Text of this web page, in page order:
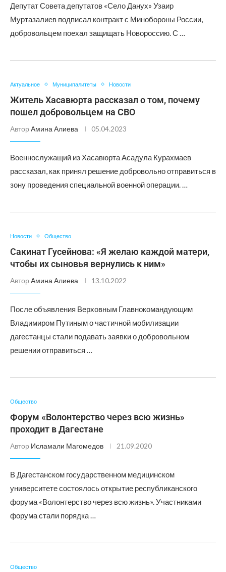
Депутат Совета депутатов «Село Данух» Узаир
Муртазалиев подписал контракт с Минобороны России,
добровольцем поехал защищать Новороссию. С …
Актуальное Муниципалитеты Новости
Житель Хасавюрта рассказал о том, почему
пошел добровольцем на СВО
Автор Амина Алиева 05.04.2023
Военнослужащий из Хасавюрта Асадула Курахмаев
рассказал, как принял решение добровольно отправиться в
зону проведения специальной военной операции. …
Новости Общество
Сакинат Гусейнова: «Я желаю каждой матери,
чтобы их сыновья вернулись к ним»
Автор Амина Алиева 13.10.2022
После объявления Верховным Главнокомандующим
Владимиром Путиным о частичной мобилизации
дагестанцы стали подавать заявки о добровольном
решении отправиться …
Общество
Форум «Волонтерство через всю жизнь»
проходит в Дагестане
Автор Исламали Магомедов 21.09.2020
В Дагестанском государственном медицинском
университете состоялось открытие республиканского
форума «Волонтерство через всю жизнь». Участниками
форума стали порядка …
Общество